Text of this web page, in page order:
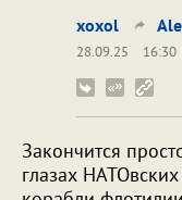
xoxol
28.09.25
16:30
Закончится
глазах